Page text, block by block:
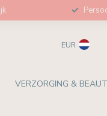
EUR
VERZORGING &